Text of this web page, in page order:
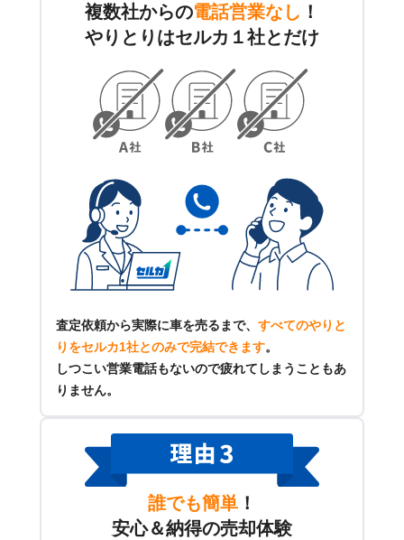
複数社からの電話営業なし ！
やりとりはセルカ１社とだけ
査定依頼から実際に車を売るまで、 すべてのやりと
りをセルカ1社とのみで完結できます。
しつこい営業電話もないので疲れてしまうこともあ
りません。
誰でも簡単 ！
安心＆納得の売却体験